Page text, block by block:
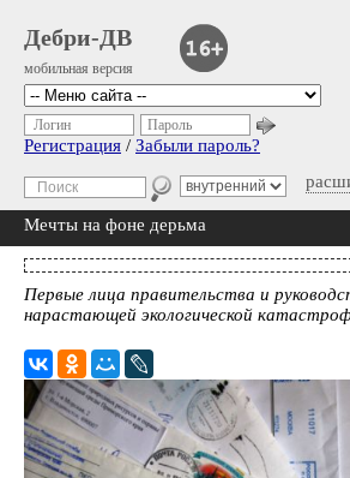
Дебри-ДВ
мобильная версия
Логин Пароль
Регистрация / Забыли пароль?
Мечты на фоне дерьма
Первые лица правительства и
нарастающей экологической